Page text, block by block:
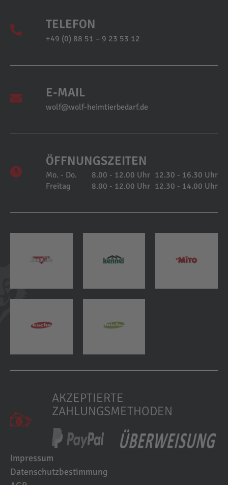
TELEFON
+49 (0) 88 51 – 9 23 53 12
E-MAIL
wolf@wolf-heimtierbedarf.de
ÖFFNUNGSZEITEN
Mo. - Do. 8.00 - 12.00 Uhr 12.30 - 16.30 Uhr
Freitag
8.00 - 12.00 Uhr 12.30 - 14.00 Uhr
AKZEPTIERTE
ZAHLUNGSMETHODEN
Impressum
Datenschutzbestimmung